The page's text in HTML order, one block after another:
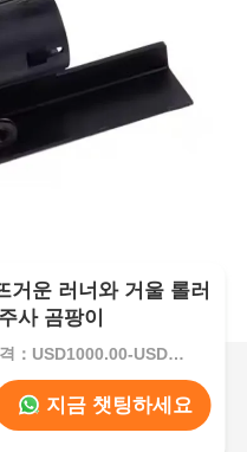
거운 러너와 거울 롤러
사 곰팡이
가격：USD1000.00-USD5000.00
지금 챗팅하세요